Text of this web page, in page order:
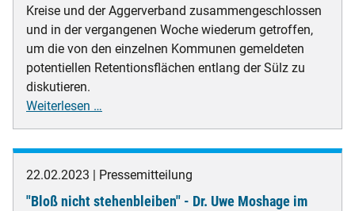
Kreise und der Aggerverband zusammengeschlossen
und in der vergangenen Woche wiederum getroffen,
um die von den einzelnen Kommunen gemeldeten
potentiellen Retentionsflächen entlang der Sülz zu
diskutieren.
Weiterlesen …
der
Sülz
22.02.2023 Pressemitteilung
"Bloß nicht stehenbleiben" - Dr. Uwe Moshage im